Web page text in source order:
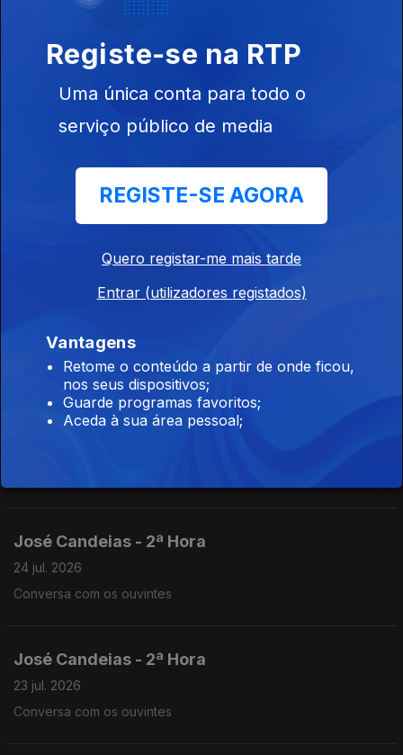
Conversa com os ouvintes
José Candeias - 1ª Hora
27 jul. 2026
Conversa com os ouvintes
José Candeias - Compacto - 2ª Hora
José Candeias - Compacto - 1ª Hora
Conversa com os ouvintes
José Candeias - 1ª Hora
José Candeias - 2ª Hora
24 jul. 2026
Conversa com os ouvintes
José Candeias - 2ª Hora
23 jul. 2026
Conversa com os ouvintes
Registe-se na RTP
Uma única conta para todo o
serviço público de media
REGISTE-SE AGORA
Quero registar-me mais tarde
Entrar (utilizadores registados)
Vantagens
Retome o conteúdo a partir de onde ficou,
nos seus dispositivos;
Guarde programas favoritos;
Aceda à sua área pessoal;